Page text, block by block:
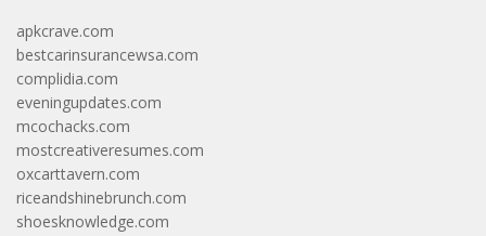
apkcrave.com
bestcarinsurancewsa.com
complidia.com
eveningupdates.com
mcochacks.com
mostcreativeresumes.com
oxcarttavern.com
riceandshinebrunch.com
shoesknowledge.com